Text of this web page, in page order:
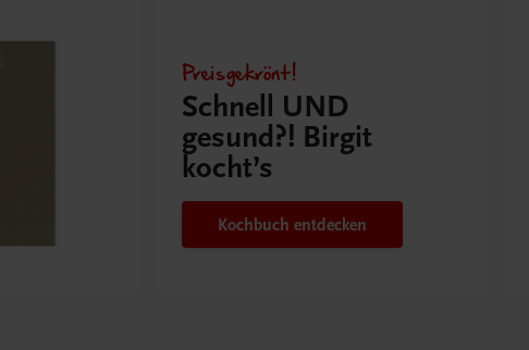
Preisgekrönt!
Schnell UND
gesund?! Birgit
kocht’s
Kochbuch entdecken